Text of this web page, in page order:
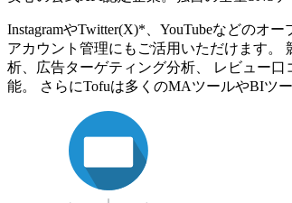
InstagramやTwitter(X)*、YouTubeなどのオ
アカウント管理にもご活用いただけます。
析、広告ターゲティング分析、 レビュー
能。 さらにTofuは多くのMAツールやBIツ